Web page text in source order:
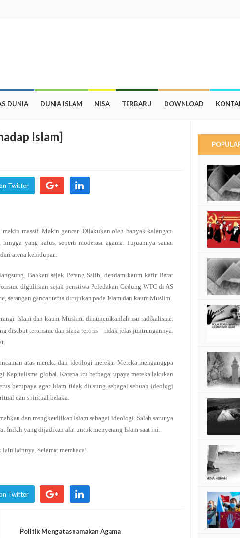
DUNIA DUNIA ISLAM NISA TERBARU DOWNLOAD
Islam]
Twitter
massif. Makin gencar. Dilakukan oleh banyak kalangan.
yang halus, seperti moderasi agama. Tujuannya sama:
arena kehidupan.
Bahkan sejak Perang Salib, dendam kaum kafir Barat
digulirkan sejak peristiwa Peledakan Gedung WTC di AS
serangan gencar terus ditujukan pada Islam dan kaum Muslim.
Islam dan kaum Muslim, dimunculkanlah isu radikalisme.
disebut terorisme dan siapa teroris—tidak jelas juntrungannya.
atas mereka dan ideologi mereka. Mereka menganggpa
Kapitalisme global. Karena itu berbagai upaya mereka lakukan
berupaya agar Islam tidak diusung sebagai sebuah ideologi
dan spiritual belaka.
dan mengkerdilkan Islam sebagai ideologi. Salah satunya
. Inilah yang dijadikan alat untuk menyerang Islam saat ini.
lainnya. Selamat membaca!
Twitter
Politik Mengatasnamakan Agama